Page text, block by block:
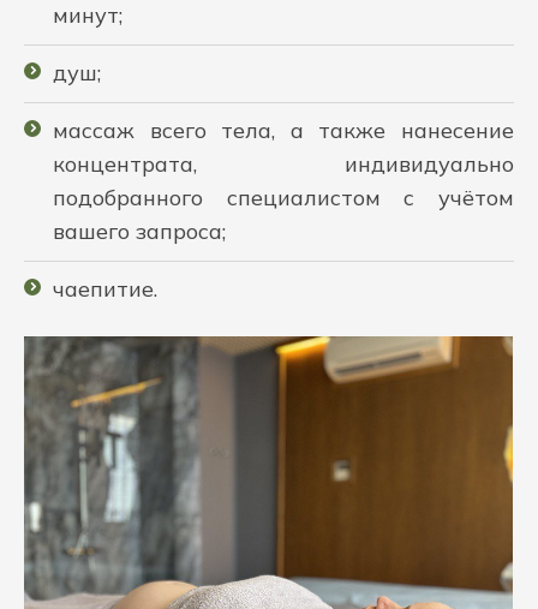
минут;
душ;
массаж всего тела, а также нанесение
концентрата, индивидуально
подобранного специалистом с учётом
вашего запроса;
чаепитие.